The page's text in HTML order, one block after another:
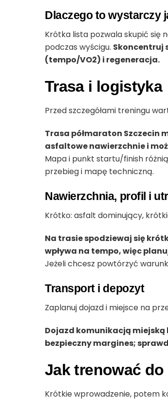
Dlaczego to wystarczy
Krótka lista pozwala skupić się
podczas wyścigu. Skoncentruj
(tempo/VO2) i regeneracja.
Trasa i logistyka
Przed szczegółami treningu
Trasa półmaraton Szczecin
asfaltowe nawierzchnie i
Mapa i punkt startu/finish
przebieg i mapę techniczną.
Nawierzchnia, profil i
Krótko: asfalt dominujący,
Na trasie spodziewaj się
wpływa na tempo, więc
Jeżeli chcesz powtórzyć
Transport i depozyt
Zaplanuj dojazd i miejsce na
Dojazd komunikacją
bezpieczny margines;
Jak trenować do
Krótkie wprowadzenie, potem